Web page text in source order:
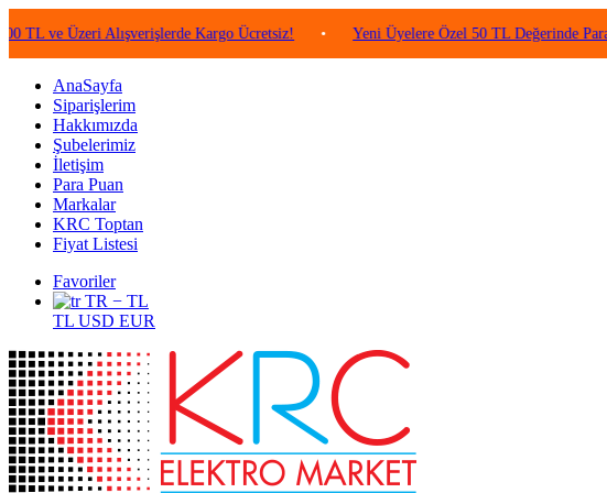
Üzeri Alışverişlerde Kargo Ücretsiz! • Yeni Üyelere Özel 50 TL Değerinde Para Puan!
AnaSayfa
Siparişlerim
Hakkımızda
Şubelerimiz
İletişim
Para Puan
Markalar
KRC Toptan
Fiyat Listesi
Favoriler
TR − TL
TL USD EUR